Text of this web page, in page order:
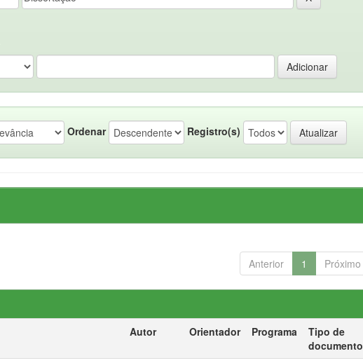
Ordenar Registro(s)
Anterior 1 Próximo
Autor Orientador Programa
Tipo de
documento